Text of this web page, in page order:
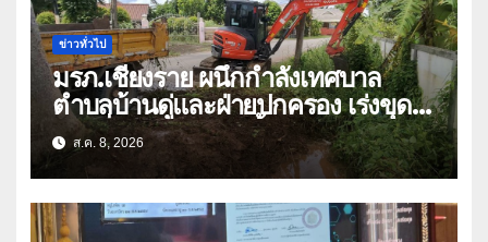
ข่าวทั่วไป
มรภ.เชียงราย ผนึกกำลังเทศบาล
ตำบลบ้านดู่และฝ่ายปกครอง เร่งขุด
ลอกสิ่งกีดขวางทางน้ำ ป้องกันและลด
ปัญหาน้ำท่วม
ส.ค. 8, 2026